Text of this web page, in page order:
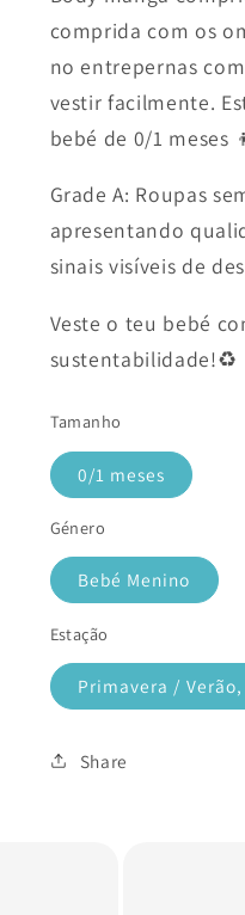
comprida com os
no entrepernas
vestir facilmente.
bebé de 0/1 meses
Grade A: Roupas
apresentando
sinais visíveis de
Veste o teu bebé
sustentabilidade!♻️
Tamanho
0/1 meses
Género
Bebé Menino
Estação
Primavera /
Share